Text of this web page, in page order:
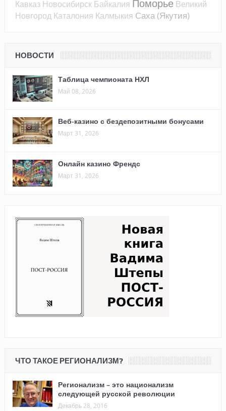
Кавказ Новосибирск Байкалия Поморье Великий
Новгород Каталония Калмыкия Саха (Якутия)
НОВОСТИ
Таблица чемпионата НХЛ
Май 08, 2026
Веб-казино с бездепозитными бонусами
Март 31, 2026
Онлайн казино Френдс
Март 31, 2026
ЧТО ТАКОЕ РЕГИОНАЛИЗМ?
Регионализм – это национализм
следующей русской революции
Декабрь 28, 2016